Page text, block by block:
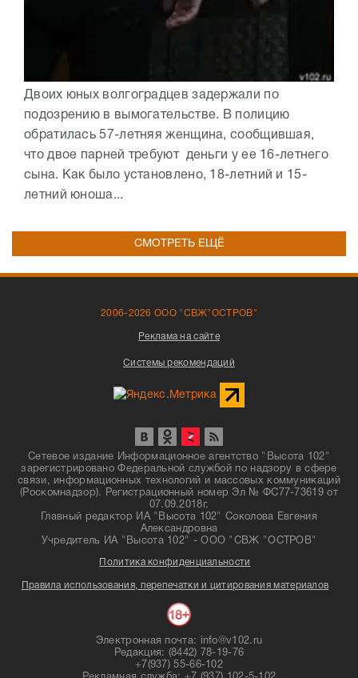
Двоих юных волгоградцев задержали по
подозрению в вымогательстве. В полицию
обратилась 57-летняя женщина, сообщившая,
что двое парней требуют деньги у ее 16-летнего
сына. Как было установлено, 18-летний и 15-
летний юноша...
СМОТРЕТЬ ЕЩЁ
2006-2026 ООО "СВЖ"ОСТРОВ"
Реклама на сайте
Системы рекомендаций
Сетевое издание Информационное агентство "Высота 102"
зарегистрировано Федеральной службой по надзору в сфере
связи, информационных технологий и массовых коммуникаций
(Роскомнадзор). Регистрационный номер Эл № ФС77-73619 от
07.09.2018г.
Главный редактор ИА "Высота 102" Соколова Евгения
Александровна
Учредитель ИА "Высота 102" - ООО "СВЖ "ОСТРОВ"
Политика конфиденциальности
Правила использования, перепечатки и цитирования материалов
Электронная почта: info@v102.ru
Редакция: (8442) 78-19-76
+7(937) 55-66-102